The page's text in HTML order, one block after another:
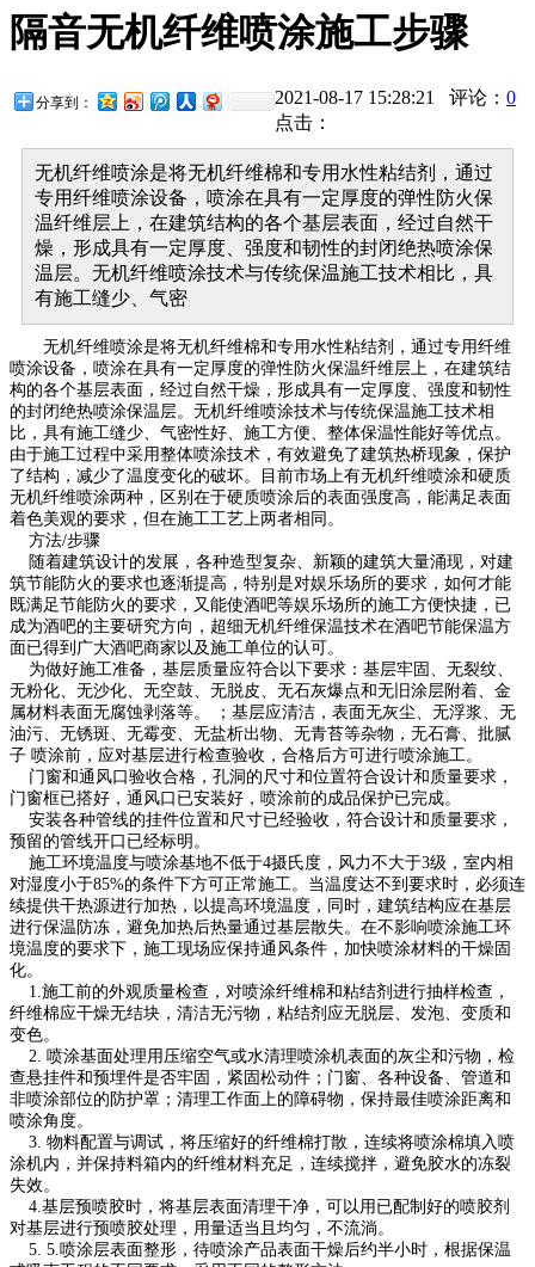
隔音无机纤维喷涂施工步骤
分享到： 2021-08-17 15:28:21 评论： 0
点击：
无机纤维喷涂是将无机纤维棉和专用水性粘结剂，通过
专用纤维喷涂设备，喷涂在具有一定厚度的弹性防火保
温纤维层上，在建筑结构的各个基层表面，经过自然干
燥，形成具有一定厚度、强度和韧性的封闭绝热喷涂保
温层。无机纤维喷涂技术与传统保温施工技术相比，具
有施工缝少、气密
无机纤维喷涂是将无机纤维棉和专用水性粘结剂，通过专用纤维
喷涂设备，喷涂在具有一定厚度的弹性防火保温纤维层上，在建筑结
构的各个基层表面，经过自然干燥，形成具有一定厚度、强度和韧性
的封闭绝热喷涂保温层。无机纤维喷涂技术与传统保温施工技术相
比，具有施工缝少、气密性好、施工方便、整体保温性能好等优点。
由于施工过程中采用整体喷涂技术，有效避免了建筑热桥现象，保护
了结构，减少了温度变化的破坏。目前市场上有无机纤维喷涂和硬质
无机纤维喷涂两种，区别在于硬质喷涂后的表面强度高，能满足表面
着色美观的要求，但在施工工艺上两者相同。
方法/步骤
随着建筑设计的发展，各种造型复杂、新颖的建筑大量涌现，对建
筑节能防火的要求也逐渐提高，特别是对娱乐场所的要求，如何才能
既满足节能防火的要求，又能使酒吧等娱乐场所的施工方便快捷，已
成为酒吧的主要研究方向，超细无机纤维保温技术在酒吧节能保温方
面已得到广大酒吧商家以及施工单位的认可。
为做好施工准备，基层质量应符合以下要求：基层牢固、无裂纹、
无粉化、无沙化、无空鼓、无脱皮、无石灰爆点和无旧涂层附着、金
属材料表面无腐蚀剥落等。 ；基层应清洁，表面无灰尘、无浮浆、无
油污、无锈斑、无霉变、无盐析出物、无青苔等杂物，无石膏、批腻
子 喷涂前，应对基层进行检查验收，合格后方可进行喷涂施工。
门窗和通风口验收合格，孔洞的尺寸和位置符合设计和质量要求，
门窗框已搭好，通风口已安装好，喷涂前的成品保护已完成。
安装各种管线的挂件位置和尺寸已经验收，符合设计和质量要求，
预留的管线开口已经标明。
施工环境温度与喷涂基地不低于4摄氏度，风力不大于3级，室内相
对湿度小于85%的条件下方可正常施工。当温度达不到要求时，必须连
续提供干热源进行加热，以提高环境温度，同时，建筑结构应在基层
进行保温防冻，避免加热后热量通过基层散失。在不影响喷涂施工环
境温度的要求下，施工现场应保持通风条件，加快喷涂材料的干燥固
化。
1.施工前的外观质量检查，对喷涂纤维棉和粘结剂进行抽样检查，
纤维棉应干燥无结块，清洁无污物，粘结剂应无脱层、发泡、变质和
变色。
2. 喷涂基面处理用压缩空气或水清理喷涂机表面的灰尘和污物，检
查悬挂件和预埋件是否牢固，紧固松动件；门窗、各种设备、管道和
非喷涂部位的防护罩；清理工作面上的障碍物，保持最佳喷涂距离和
喷涂角度。
3. 物料配置与调试，将压缩好的纤维棉打散，连续将喷涂棉填入喷
涂机内，并保持料箱内的纤维材料充足，连续搅拌，避免胶水的冻裂
失效。
4.基层预喷胶时，将基层表面清理干净，可以用已配制好的喷胶剂
对基层进行预喷胶处理，用量适当且均匀，不流淌。
5. 5.喷涂层表面整形，待喷涂产品表面干燥后约半小时，根据保温